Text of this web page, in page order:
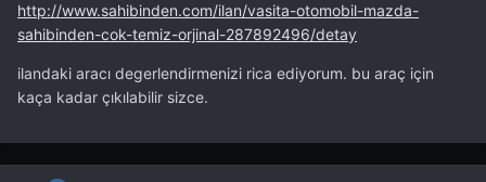
http://www.sahibinden.com/ilan/vasita-otomobil-mazda-
sahibinden-cok-temiz-orjinal-287892496/detay
ilandaki aracı degerlendirmenizi rica ediyorum. bu araç için
kaça kadar çıkılabilir sizce.